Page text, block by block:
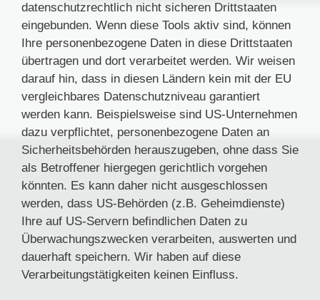
datenschutzrechtlich nicht sicheren Drittstaaten
eingebunden. Wenn diese Tools aktiv sind, können
Ihre personenbezogene Daten in diese Drittstaaten
übertragen und dort verarbeitet werden. Wir weisen
darauf hin, dass in diesen Ländern kein mit der EU
vergleichbares Datenschutzniveau garantiert
werden kann. Beispielsweise sind US-Unternehmen
dazu verpflichtet, personenbezogene Daten an
Sicherheitsbehörden herauszugeben, ohne dass Sie
als Betroffener hiergegen gerichtlich vorgehen
könnten. Es kann daher nicht ausgeschlossen
werden, dass US-Behörden (z.B. Geheimdienste)
Ihre auf US-Servern befindlichen Daten zu
Überwachungszwecken verarbeiten, auswerten und
dauerhaft speichern. Wir haben auf diese
Verarbeitungstätigkeiten keinen Einfluss.